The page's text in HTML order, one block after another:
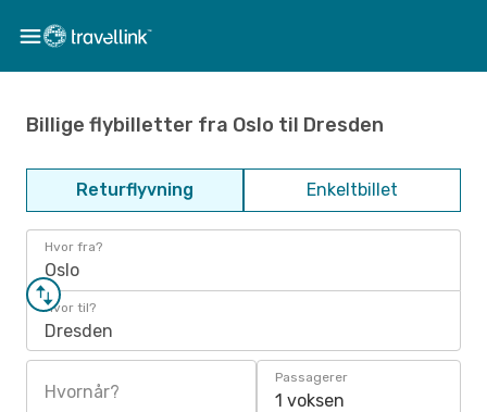
Billige flybilletter fra Oslo til Dresden
Returflyvning Enkeltbillet
Hvor fra?
Oslo
Hvor til?
Dresden
Hvornår?
Passagerer
1 voksen